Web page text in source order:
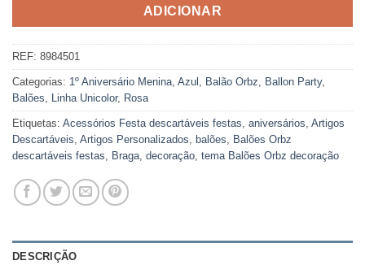
ADICIONAR
REF: 8984501
Categorias: 1º Aniversário Menina, Azul , Balão Orbz, Ballon Party,
Balões, Linha Unicolor, Rosa
Etiquetas: Acessórios Festa descartáveis festas, aniversários, Artigos
Descartáveis, Artigos Personalizados, balões, Balões Orbz
descartáveis festas, Braga, decoração, tema Balões Orbz decoração
DESCRIÇÃO